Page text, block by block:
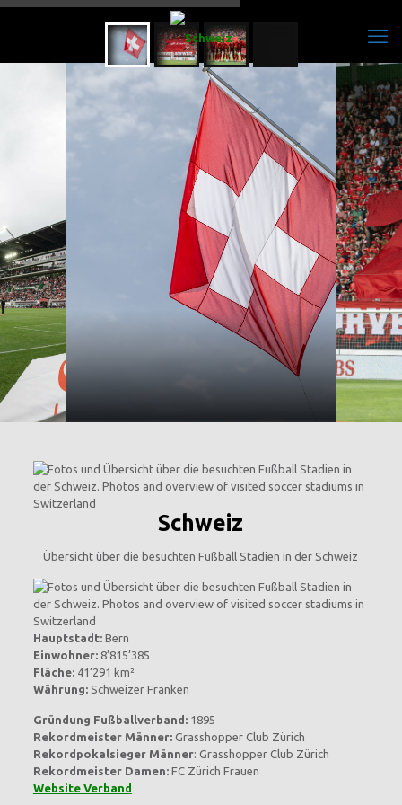
Schweiz
Übersicht über die besuchten Fußball Stadien in der Schweiz
Hauptstadt:Bern
Einwohner:8’815’385
Fläche:41’291 km²
Währung:Schweizer Franken
Gründung Fußballverband:1895
Rekordmeister Männer:Grasshopper Club Zürich
Rekordpokalsieger Männer: Grasshopper Club Zürich
Rekordmeister Damen:FC Zürich Frauen
Website Verband